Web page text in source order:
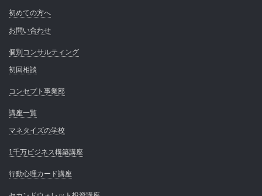
初めての方へ
お問い合わせ
個別コンサルティング
初回相談
コンセプト事業部
講座一覧
マネタイズの学校
1千万ビジネス構築講座
行動心理カード講座